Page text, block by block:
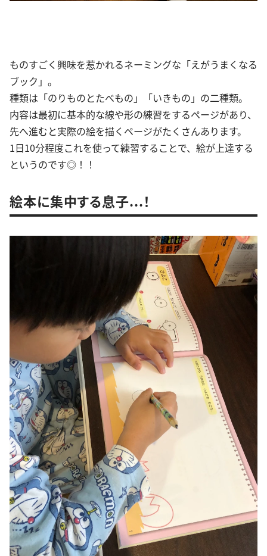
ものすごく興味を惹かれるネーミングな「えがうまくなる
ブック」。
種類は「のりものとたべもの」「いきもの」の二種類。
内容は最初に基本的な線や形の練習をするページがあり、
先へ進むと実際の絵を描くページがたくさんあります。
1日10分程度これを使って練習することで、絵が上達する
というのです◎！！
絵本に集中する息子...！